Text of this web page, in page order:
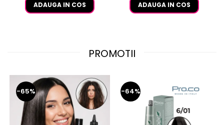
ADAUGA IN COS ADAUGA IN COS
PROMOTII
-65% -64%